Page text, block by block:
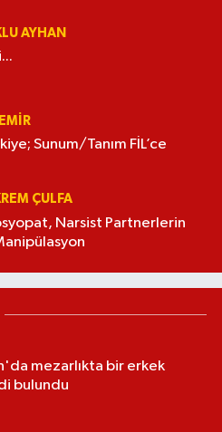
AYHAN
Sunum/Tanım FİL’ce
ÇULFA
Narsist Partnerlerin
mezarlıkta bir erkek
bulundu